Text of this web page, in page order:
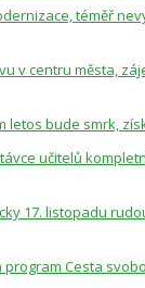
téměř
v centru města,
letos bude smrk,
učitelů
17. listopadu
program Cesta